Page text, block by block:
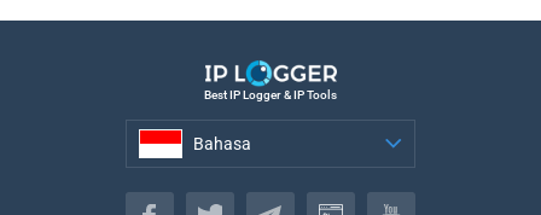
Best IP Logger & IP Tools
Bahasa
Bahasa